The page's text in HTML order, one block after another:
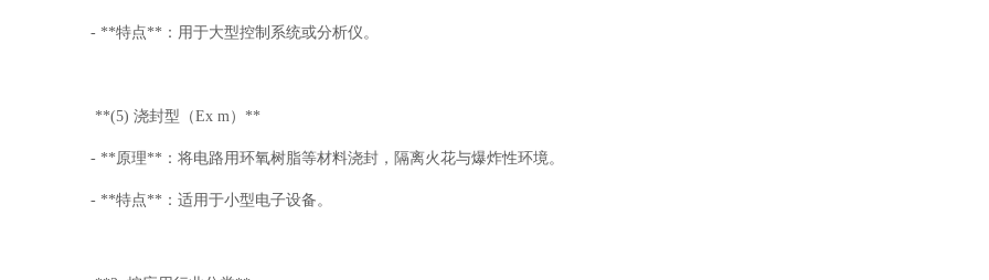
- **特点**：用于大型控制系统或分析仪。
**(5) 浇封型（Ex m）**
- **原理**：将电路用环氧树脂等材料浇封，隔离火花与爆炸性环境。
- **特点**：适用于小型电子设备。